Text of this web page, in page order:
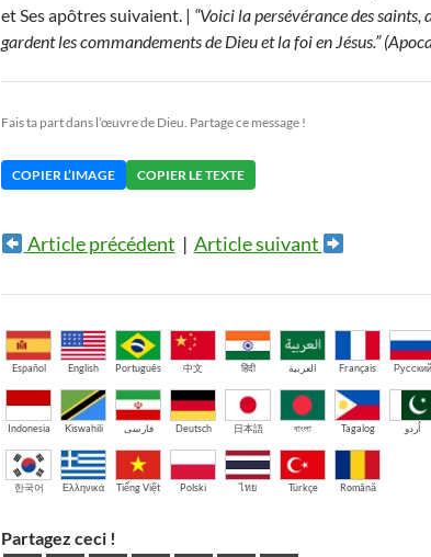
et Ses apôtres suivaient. | “Voici la persévérance des saints,
gardent les commandements de Dieu et la foi en Jésus.”
Fais ta part dans l’œuvre de Dieu. Partage ce message !
COPIER L’IMAGE COPIER LE TEXTE
Article précédent | Article suivant
Español English Português 中文 हिंदी العربية Français Русский
Indonesia Kiswahili فارسی Deutsch 日本語 বাংলা Tagalog اُردو
한국어 Ελληνικά Tiếng Việt Polski ไทย Türkçe Română
Partagez ceci !